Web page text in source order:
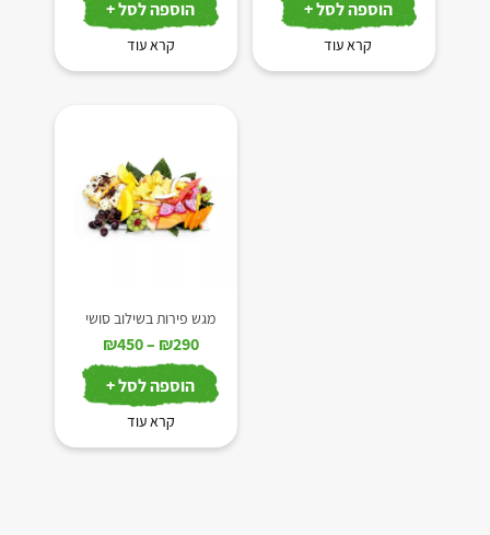
הוספה לסל +
קרא עוד
עד
הוספה לסל +
קרא עוד
מגש פירות בשילוב סושי
₪290
–
₪450
מחירים:
עד
הוספה לסל +
קרא עוד